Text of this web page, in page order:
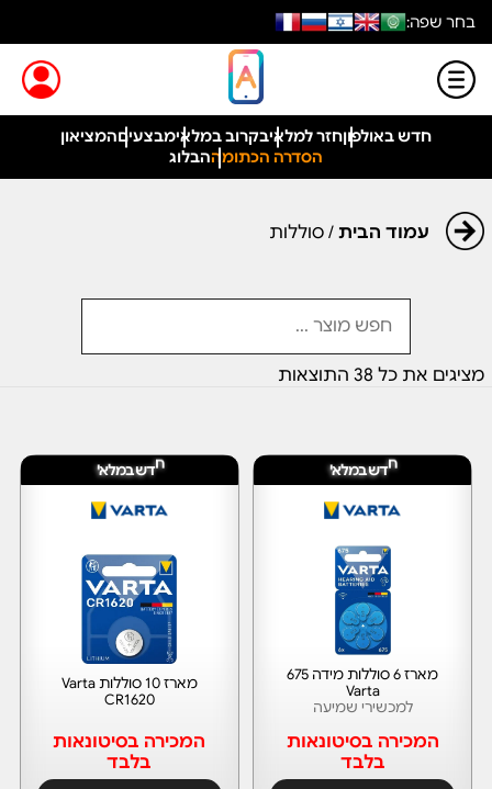
בחר שפה:
חדש באולפוןחזר למלאיבקרוב במלאימבצעיםהמציאון
הסדרה הכתומההבלוג
עמוד הבית/ סוללות
מציגים את כל ⁦38⁩ התוצאות
חדשבמלאי
מארז 6 סוללות מידה 675
Varta
למכשירי שמיעה
המכירה בסיטונאות
בלבד
חדשבמלאי
מארז 10 סוללות Varta
CR1620
המכירה בסיטונאות
בלבד